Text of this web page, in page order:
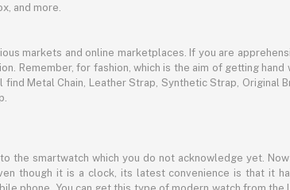
and more.
markets and online marketplaces. If you are
Remember, for fashion, which is the aim of getting
Metal Chain, Leather Strap, Synthetic Strap, Original
the smartwatch which you do not acknowledge yet.
though it is a clock, its latest convenience is that it